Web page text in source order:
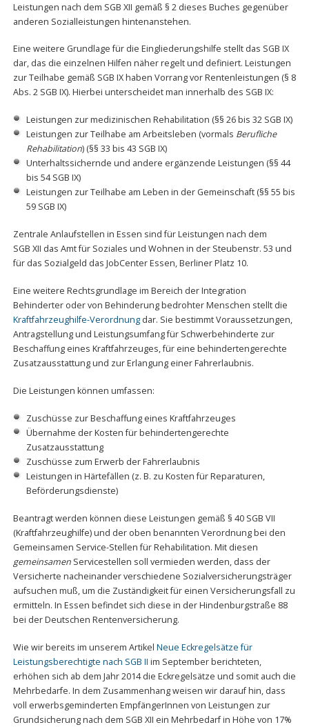
Leistungen nach dem SGB XII gemäß § 2 dieses Buches gegenüber
anderen Sozialleistungen hintenanstehen.
Eine weitere Grundlage für die Eingliederungshilfe stellt das SGB IX
dar, das die einzelnen Hilfen näher regelt und definiert. Leistungen
zur Teilhabe gemäß SGB IX haben Vorrang vor Rentenleistungen (§ 8
Abs. 2 SGB IX). Hierbei unterscheidet man innerhalb des SGB IX:
Leistungen zur medizinischen Rehabilitation (§§ 26 bis 32 SGB IX)
Leistungen zur Teilhabe am Arbeitsleben (vormals Berufliche
Rehabilitation) (§§ 33 bis 43 SGB IX)
Unterhaltssichernde und andere ergänzende Leistungen (§§ 44
bis 54 SGB IX)
Leistungen zur Teilhabe am Leben in der Gemeinschaft (§§ 55 bis
59 SGB IX)
Zentrale Anlaufstellen in Essen sind für Leistungen nach dem
SGB XII das Amt für Soziales und Wohnen in der Steubenstr. 53 und
für das Sozialgeld das JobCenter Essen, Berliner Platz 10.
Eine weitere Rechtsgrundlage im Bereich der Integration
Behinderter oder von Behinderung bedrohter Menschen stellt die
Kraftfahrzeughilfe-Verordnungdar. Sie bestimmt Voraussetzungen,
Antragstellung und Leistungsumfang für Schwerbehinderte zur
Beschaffung eines Kraftfahrzeuges, für eine behindertengerechte
Zusatzausstattung und zur Erlangung einer Fahrerlaubnis.
Die Leistungen können umfassen:
Zuschüsse zur Beschaffung eines Kraftfahrzeuges
Übernahme der Kosten für behindertengerechte
Zusatzausstattung
Zuschüsse zum Erwerb der Fahrerlaubnis
Leistungen in Härtefällen (z. B. zu Kosten für Reparaturen,
Beförderungsdienste)
Beantragt werden können diese Leistungen gemäß § 40 SGB VII
(Kraftfahrzeughilfe) und der oben benannten Verordnung bei den
Gemeinsamen Service-Stellen für Rehabilitation. Mit diesen
gemeinsamenServicestellen soll vermieden werden, dass der
Versicherte nacheinander verschiedene Sozialversicherungsträger
aufsuchen muß, um die Zuständigkeit für einen Versicherungsfall zu
ermitteln. In Essen befindet sich diese in der Hindenburgstraße 88
bei der Deutschen Rentenversicherung.
Wie wir bereits im unserem Artikel Neue Eckregelsätze für
Leistungsberechtigte nach SGB II im September berichteten,
erhöhen sich ab dem Jahr 2014 die Eckregelsätze und somit auch die
Mehrbedarfe. In dem Zusammenhang weisen wir darauf hin, dass
voll erwerbsgeminderten EmpfängerInnen von Leistungen zur
Grundsicherung nach dem SGB XII ein Mehrbedarf in Höhe von 17%